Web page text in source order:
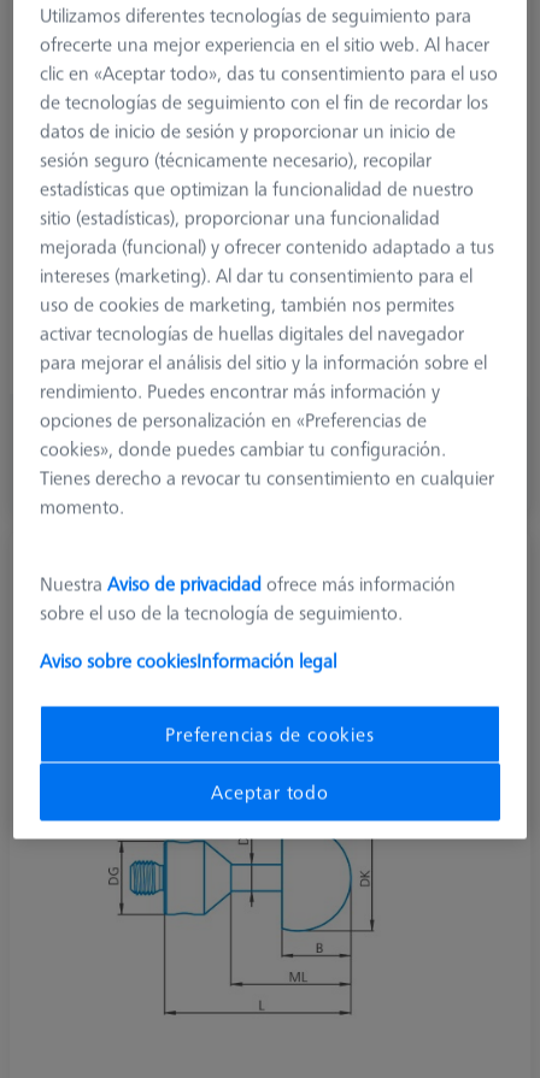
tipo de producto
Stylus
Ø Esfera (DK)
16,0 mm
Longitud (L)
20,0 mm
material de la punta del lápiz óptico
Cerámica
Punta del lápiz óptico
hemisferio hueco
material del eje
Acero
Tipo de conexión
M5
Tipo de lápiz óptico
Hemisphere Stylus
Aplicación
Táctil
Ø Cuerpo (DG)
11,0 mm
260,10 USD
más el IVA
Disponible
626115-5000-930
Utilizamos diferentes tecnologías de seguimiento para
ofrecerte una mejor experiencia en el sitio web. Al hacer
clic en «Aceptar todo», das tu consentimiento para el uso
de tecnologías de seguimiento con el fin de recordar los
datos de inicio de sesión y proporcionar un inicio de
sesión seguro (técnicamente necesario), recopilar
estadísticas que optimizan la funcionalidad de nuestro
sitio (estadísticas), proporcionar una funcionalidad
mejorada (funcional) y ofrecer contenido adaptado a tus
intereses (marketing). Al dar tu consentimiento para el
uso de cookies de marketing, también nos permites
activar tecnologías de huellas digitales del navegador
para mejorar el análisis del sitio y la información sobre el
rendimiento. Puedes encontrar más información y
opciones de personalización en «Preferencias de
cookies», donde puedes cambiar tu configuración.
Tienes derecho a revocar tu consentimiento en cualquier
momento.
NuestraAviso de privacidadofrece más información
sobre el uso de la tecnología de seguimiento.
Aviso sobre cookiesInformación legal
Preferencias de cookies
Aceptar todo